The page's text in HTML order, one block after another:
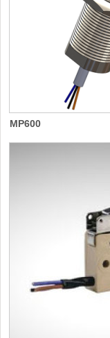
MP600